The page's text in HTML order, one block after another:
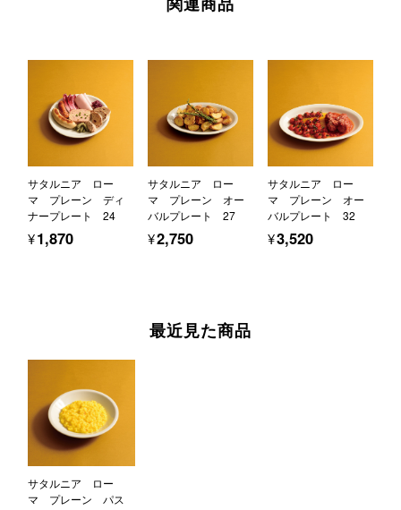
サタルニア ロー
マ プレーン ディ
ナープレート 24
¥1,870
サタルニア ロー
マ プレーン オー
バルプレート 27
¥2,750
サタルニア ロー
マ プレーン オー
バルプレート 32
¥3,520
最近見た商品
サタルニア ロー
マ プレーン パス